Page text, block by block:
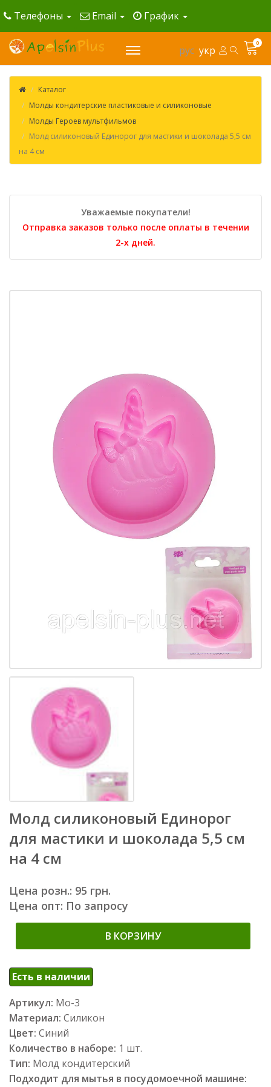
Телефоны Email График
рус укр
0
Каталог
Молды кондитерские пластиковые и силиконовые
Молды Героев мультфильмов
Молд силиконовый Единорог для мастики и шоколада 5,5 см
на 4 см
Уважаемые покупатели!
Отправка заказов только после оплаты в течении
2-х дней.
Молд силиконовый Единорог
для мастики и шоколада 5,5 см
на 4 см
Цена розн.: 95 грн.
Цена опт: По запросу
В КОРЗИНУ
Есть в наличии
Артикул: Мо-3
Материал: Силикон
Цвет: Синий
Количество в наборе: 1 шт.
Тип: Молд кондитерский
Подходит для мытья в посудомоечной машине: